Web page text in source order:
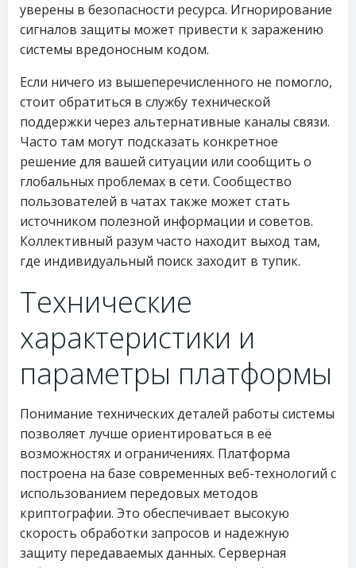
уверены в безопасности ресурса. Игнорирование
сигналов защиты может привести к заражению
системы вредоносным кодом.
Если ничего из вышеперечисленного не помогло,
стоит обратиться в службу технической
поддержки через альтернативные каналы связи.
Часто там могут подсказать конкретное
решение для вашей ситуации или сообщить о
глобальных проблемах в сети. Сообщество
пользователей в чатах также может стать
источником полезной информации и советов.
Коллективный разум часто находит выход там,
где индивидуальный поиск заходит в тупик.
Технические
характеристики и
параметры платформы
Понимание технических деталей работы системы
позволяет лучше ориентироваться в её
возможностях и ограничениях. Платформа
построена на базе современных веб-технологий с
использованием передовых методов
криптографии. Это обеспечивает высокую
скорость обработки запросов и надежную
защиту передаваемых данных. Серверная